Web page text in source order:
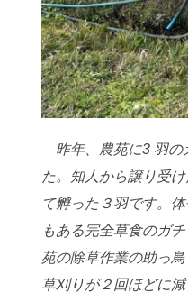
昨年、農苑に3 羽の
た。知人から譲り受
て孵った３羽です。
もある完全草食のガチ
苑の除草作業の助っ
草刈りが２回ほどに